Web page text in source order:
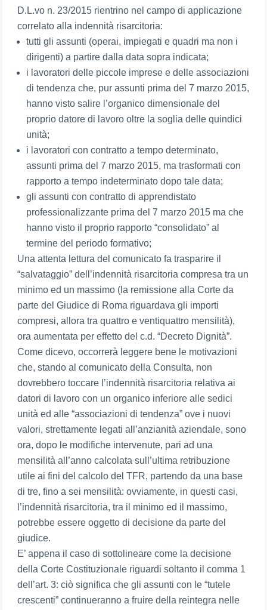
D.L.vo n. 23/2015 rientrino nel campo di applicazione
correlato alla indennità risarcitoria:
tutti gli assunti (operai, impiegati e quadri ma non i
dirigenti) a partire dalla data sopra indicata;
i lavoratori delle piccole imprese e delle associazioni
di tendenza che, pur assunti prima del 7 marzo 2015,
hanno visto salire l’organico dimensionale del
proprio datore di lavoro oltre la soglia delle quindici
unità;
i lavoratori con contratto a tempo determinato,
assunti prima del 7 marzo 2015, ma trasformati con
rapporto a tempo indeterminato dopo tale data;
gli assunti con contratto di apprendistato
professionalizzante prima del 7 marzo 2015 ma che
hanno visto il proprio rapporto “consolidato” al
termine del periodo formativo;
Una attenta lettura del comunicato fa trasparire il
“salvataggio” dell’indennità risarcitoria compresa tra un
minimo ed un massimo (la remissione alla Corte da
parte del Giudice di Roma riguardava gli importi
compresi, allora tra quattro e ventiquattro mensilità),
ora aumentata per effetto del c.d. “Decreto Dignità”.
Come dicevo, occorrerà leggere bene le motivazioni
che, stando al comunicato della Consulta, non
dovrebbero toccare l’indennità risarcitoria relativa ai
datori di lavoro con un organico inferiore alle sedici
unità ed alle “associazioni di tendenza” ove i nuovi
valori, strettamente legati all’anzianità aziendale, sono
ora, dopo le modifiche intervenute, pari ad una
mensilità all’anno calcolata sull’ultima retribuzione
utile ai fini del calcolo del TFR, partendo da una base
di tre, fino a sei mensilità: ovviamente, in questi casi,
l’indennità risarcitoria, tra il minimo ed il massimo,
potrebbe essere oggetto di decisione da parte del
giudice.
E’ appena il caso di sottolineare come la decisione
della Corte Costituzionale riguardi soltanto il comma 1
dell’art. 3: ciò significa che gli assunti con le “tutele
crescenti” continueranno a fruire della reintegra nelle